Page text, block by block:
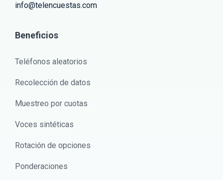
info@telencuestas.com
Beneficios
Teléfonos aleatorios
Recolección de datos
Muestreo por cuotas
Voces sintéticas
Rotación de opciones
Ponderaciones